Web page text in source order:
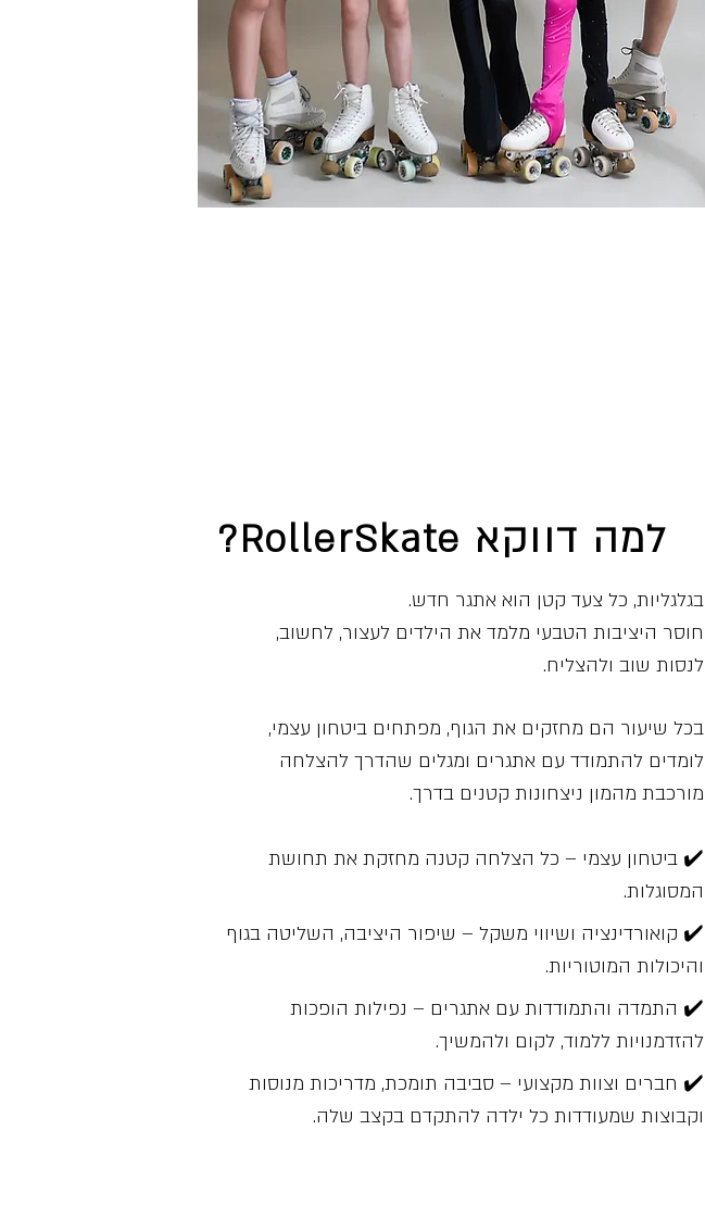
למה דווקא RollerSkate?
בגלגליות, כל צעד קטן הוא אתגר חדש.
חוסר היציבות הטבעי מלמד את הילדים לעצור, לחשוב,
לנסות שוב ולהצליח.
בכל שיעור הם מחזקים את הגוף, מפתחים ביטחון עצמי,
לומדים להתמודד עם אתגרים ומגלים שהדרך להצלחה
מורכבת מהמון ניצחונות קטנים בדרך.
✔️ ביטחון עצמי – כל הצלחה קטנה מחזקת את תחושת
המסוגלות.
✔️ קואורדינציה ושיווי משקל – שיפור היציבה, השליטה בגוף
והיכולות המוטוריות.
✔️ התמדה והתמודדות עם אתגרים – נפילות הופכות
להזדמנויות ללמוד, לקום ולהמשיך.
✔️ חברים וצוות מקצועי – סביבה תומכת, מדריכות מנוסות
וקבוצות שמעודדות כל ילדה להתקדם בקצב שלה.